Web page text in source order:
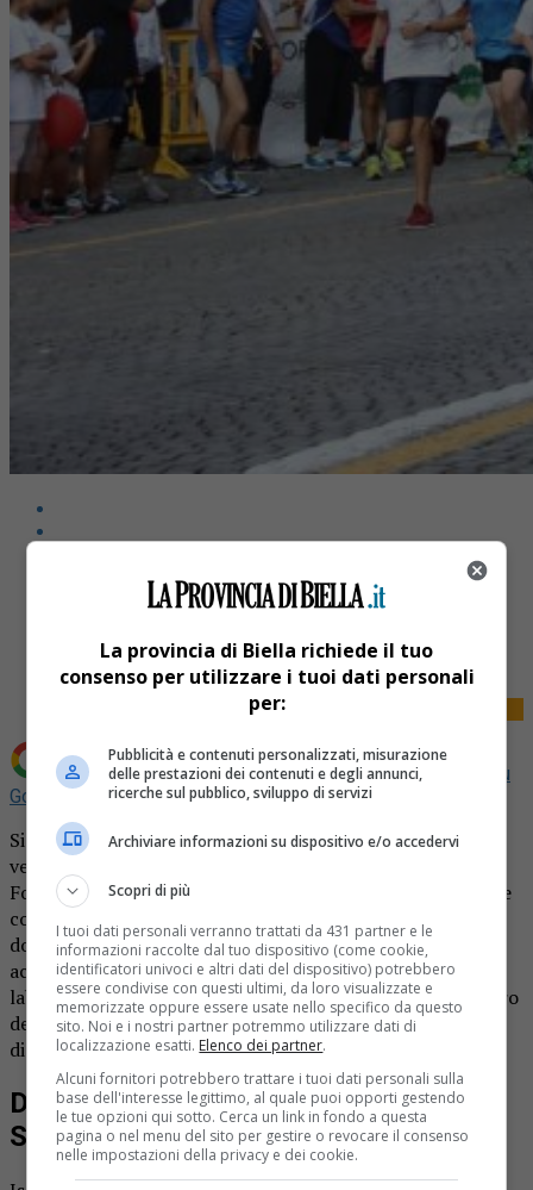
Tweet
Aggiungi La Provincia di Biella come Fonte preferita su
Google
Si avvicina il giorno della Corsa della Speranza del
ventennale: domenica 15 settembre partirà dalla sede del
Fondo Edo Tempia a Biella la manifestazione podistica che
coniuga sport e solidarietà. Il ricavato infatti diventa una
donazione a sostegno della ricerca sul cancro, così come
accade dalla prima edizione del 2004, e in particolare ai
laboratori che dal 2001 hanno messo anche Biella al centro
della comunità scientifica che guida i progressi nelle
diagnosi e nelle cure dei tumori.
Domenica 15 settembre la Corsa della
Speranza del ventennale
La provincia di Biella richiede il tuo
consenso per utilizzare i tuoi dati personali
per:
Pubblicità e contenuti personalizzati, misurazione
delle prestazioni dei contenuti e degli annunci,
ricerche sul pubblico, sviluppo di servizi
Archiviare informazioni su dispositivo e/o accedervi
Scopri di più
I tuoi dati personali verranno trattati da 431 partner e le
informazioni raccolte dal tuo dispositivo (come cookie,
identificatori univoci e altri dati del dispositivo) potrebbero
essere condivise con questi ultimi, da loro visualizzate e
memorizzate oppure essere usate nello specifico da questo
sito. Noi e i nostri partner potremmo utilizzare dati di
localizzazione esatti. Elenco dei partner.
Alcuni fornitori potrebbero trattare i tuoi dati personali sulla
base dell'interesse legittimo, al quale puoi opporti gestendo
le tue opzioni qui sotto. Cerca un link in fondo a questa
pagina o nel menu del sito per gestire o revocare il consenso
nelle impostazioni della privacy e dei cookie.